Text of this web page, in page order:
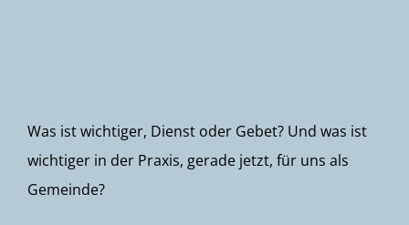
Was ist wichtiger, Dienst oder Gebet? Und was ist
wichtiger in der Praxis, gerade jetzt, für uns als
Gemeinde?